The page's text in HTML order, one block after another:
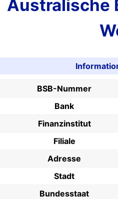
Australische
BSB-Nummer
Bank
Finanzinstitut
Filiale
Adresse
Stadt
Bundesstaat